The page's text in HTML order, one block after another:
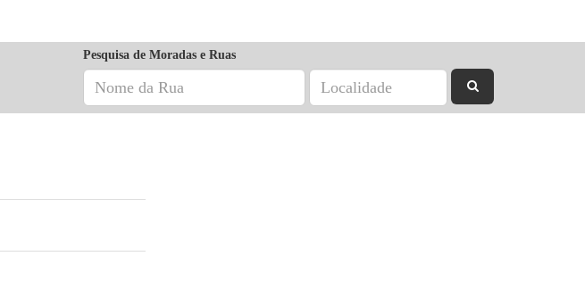
Pesquisa de Moradas e Ruas